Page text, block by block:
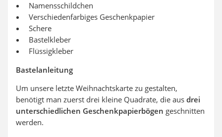
Namensschildchen
Verschiedenfarbiges Geschenkpapier
Schere
Bastelkleber
Flüssigkleber
Bastelanleitung
Um unsere letzte Weihnachtskarte zu gestalten,
benötigt man zuerst drei kleine Quadrate, die aus drei
unterschiedlichen Geschenkpapierbögen geschnitten
werden.